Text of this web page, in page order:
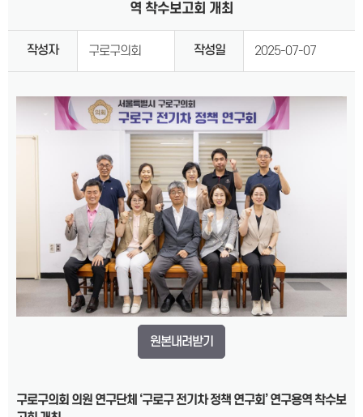
역 착수보고회 개최
작성자 구로구의회 작성일 2025-07-07
원본내려받기
구로구의회 의원 연구단체 ‘구로구 전기차 정책 연구회’연구용역 착수보